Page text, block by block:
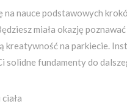
na nauce podstawowych
miała okazję
kreatywność na parkiecie.
solidne fundamenty do